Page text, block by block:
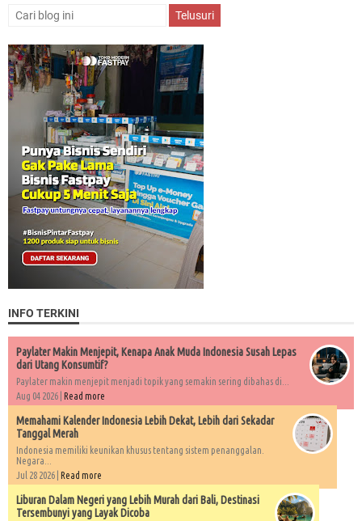
INFO TERKINI
Paylater Makin Menjepit, Kenapa Anak Muda Indonesia Susah Lepas
dari Utang Konsumtif?
Paylater makin menjepit menjadi topik yang semakin sering dibahas di...
Aug 04 2026 | Read more
Memahami Kalender Indonesia Lebih Dekat, Lebih dari Sekadar
Tanggal Merah
Indonesia memiliki keunikan khusus tentang sistem penanggalan.
Negara...
Jul 28 2026 | Read more
Liburan Dalam Negeri yang Lebih Murah dari Bali, Destinasi
Tersembunyi yang Layak Dicoba